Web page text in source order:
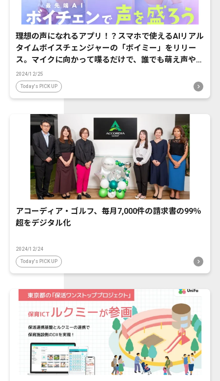
理想の声になれるアプリ！？スマホで使えるAIリアル
タイムボイスチェンジャーの「ボイミー」をリリー
ス。マイクに向かって喋るだけで、誰でも萌え声やイ
ケボ風に音声変換が可能に。
2024/12/25
Today's PICK UP
アコーディア・ゴルフ、毎月7,000件の請求書の99％
超をデジタル化
2024/12/24
Today's PICK UP